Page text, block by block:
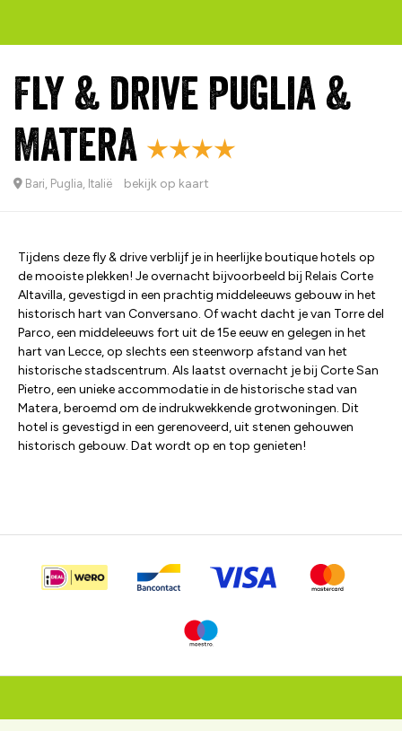
Fly & drive Puglia &
Matera
Bari, Puglia, Italië bekijk op kaart
Tijdens deze fly & drive verblijf je in heerlijke boutique hotels op
de mooiste plekken! Je overnacht bijvoorbeeld bij Relais Corte
Altavilla, gevestigd in een prachtig middeleeuws gebouw in het
historisch hart van Conversano. Of wacht dacht je van Torre del
Parco, een middeleeuws fort uit de 15e eeuw en gelegen in het
hart van Lecce, op slechts een steenworp afstand van het
historische stadscentrum. Als laatst overnacht je bij Corte San
Pietro, een unieke accommodatie in de historische stad van
Matera, beroemd om de indrukwekkende grotwoningen. Dit
hotel is gevestigd in een gerenoveerd, uit stenen gehouwen
historisch gebouw. Dat wordt op en top genieten!